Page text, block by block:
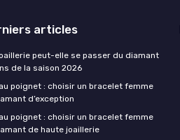
articles
peut-elle se passer du diamant
de la saison 2026
poignet : choisir un bracelet femme
d’exception
poignet : choisir un bracelet femme
de haute joaillerie